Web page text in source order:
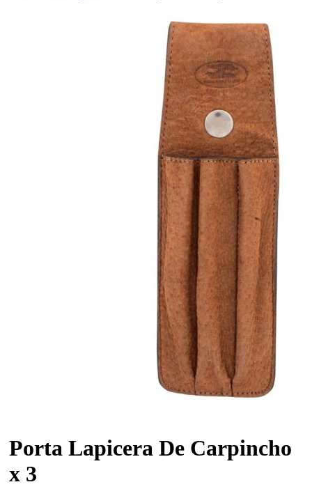
Porta Lapicera De Carpincho
x 3